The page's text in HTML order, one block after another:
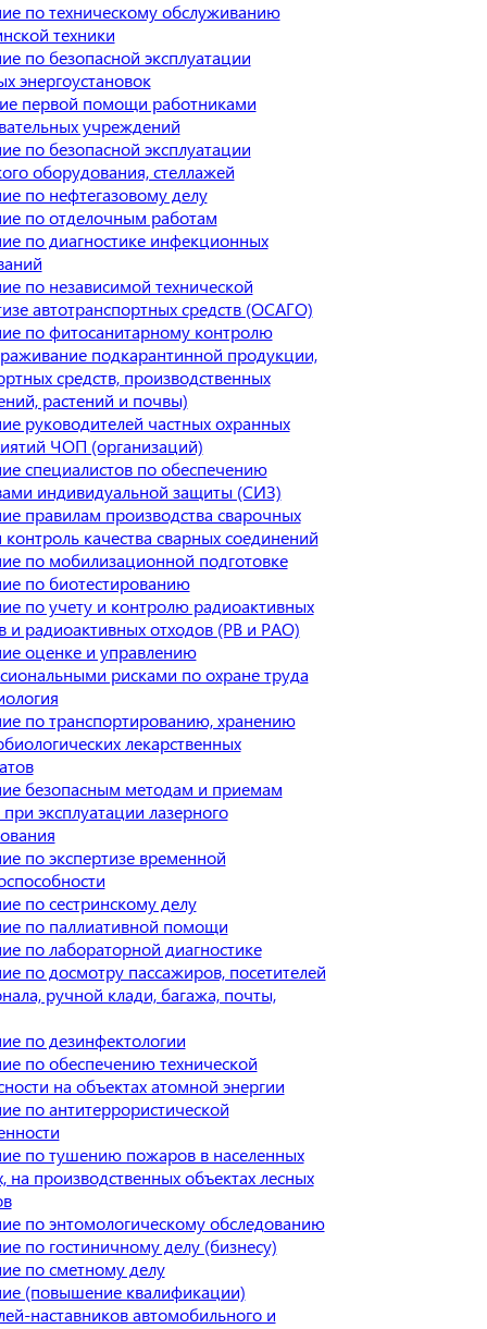
по техническому обслуживанию
техники
по безопасной эксплуатации
энергоустановок
первой помощи работниками
учреждений
по безопасной эксплуатации
оборудования, стеллажей
по нефтегазовому делу
по отделочным работам
по диагностике инфекционных
по независимой технической
автотранспортных средств (ОСАГО)
по фитосанитарному контролю
подкарантинной продукции,
средств, производственных
растений и почвы)
руководителей частных охранных
ЧОП (организаций)
специалистов по обеспечению
индивидуальной защиты (СИЗ)
правилам производства сварочных
контроль качества сварных соединений
по мобилизационной подготовке
по биотестированию
по учету и контролю радиоактивных
и радиоактивных отходов (РВ и РАО)
оценке и управлению
рисками по охране труда
по транспортированию, хранению
лекарственных
безопасным методам и приемам
эксплуатации лазерного
по экспертизе временной
по сестринскому делу
по паллиативной помощи
по лабораторной диагностике
по досмотру пассажиров, посетителей
ручной клади, багажа, почты,
по дезинфектологии
по обеспечению технической
на объектах атомной энергии
по антитеррористической
по тушению пожаров в населенных
на производственных объектах лесных
по энтомологическому обследованию
по гостиничному делу (бизнесу)
по сметному делу
(повышение квалификации)
наставников автомобильного и